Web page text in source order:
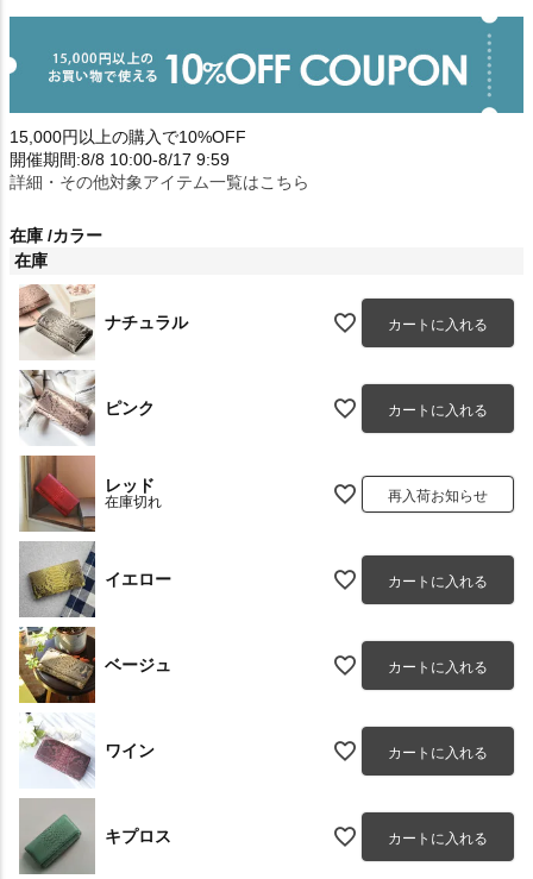
15,000円以上の購入で10%OFF
開催期間:8/8 10:00-8/17 9:59
詳細・その他対象アイテム一覧はこちら
在庫 カラー
在庫
ナチュラル カートに入れる
ピンク カートに入れる
レッド
在庫切れ 再入荷お知らせ
イエロー カートに入れる
ベージュ カートに入れる
ワイン カートに入れる
キプロス カートに入れる